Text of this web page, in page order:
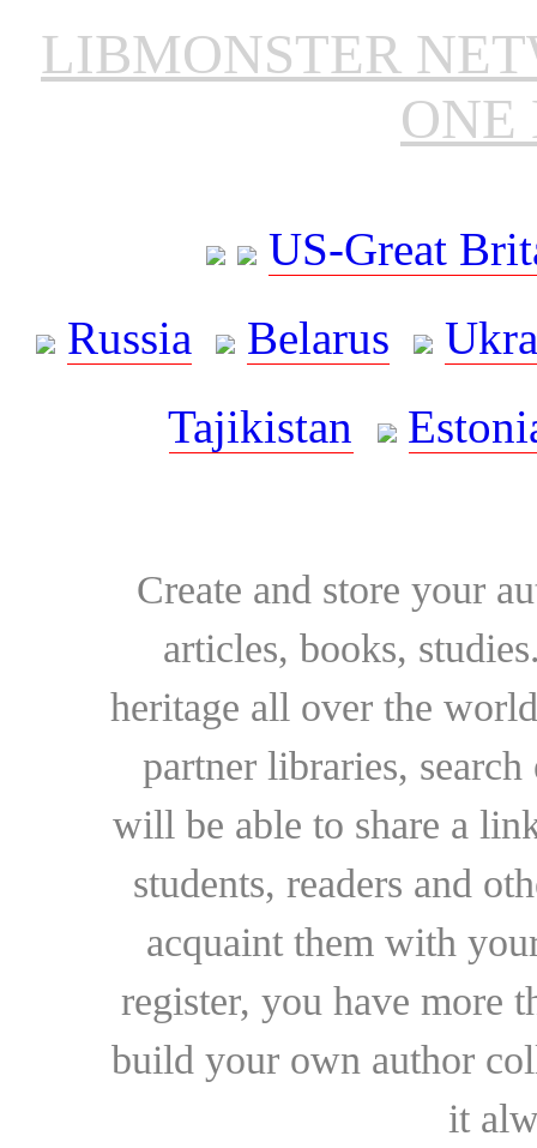
LIBMONSTER
ONE
US-Great
Russia
Belarus
Tajikistan
Create and store your
articles, books,
heritage all over the
partner libraries,
will be able to share a
students, readers and
acquaint them with
register, you have more
build your own author
it